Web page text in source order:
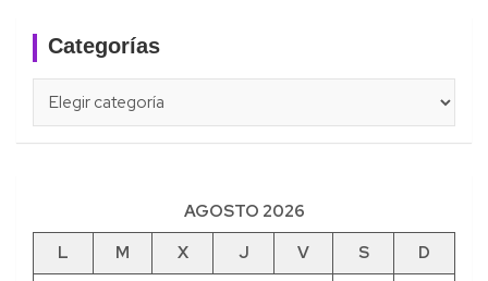
Categorías
AGOSTO 2026
L
M X J V S
D